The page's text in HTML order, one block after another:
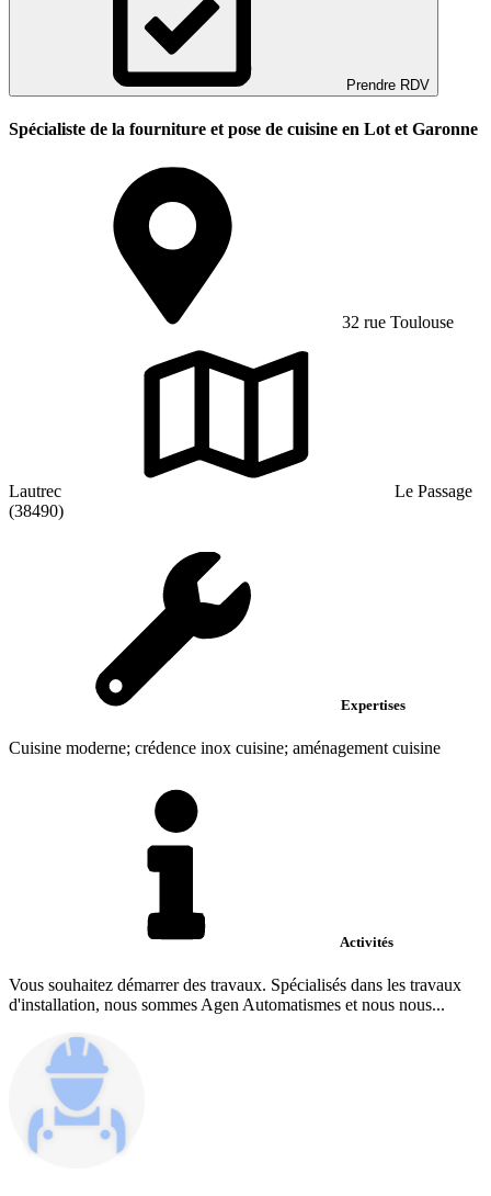
Prendre RDV
Spécialiste de la fourniture et pose de cuisine en Lot et Garonne
32 rue Toulouse
Lautrec
Le Passage
(38490)
Expertises
Cuisine moderne; crédence inox cuisine; aménagement cuisine
Activités
Vous souhaitez démarrer des travaux. Spécialisés dans les travaux
d'installation, nous sommes Agen Automatismes et nous nous...